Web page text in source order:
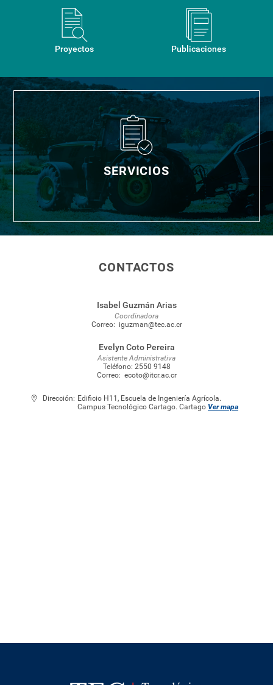
Proyectos Publicaciones
SERVICIOS
CONTACTOS
Isabel Guzmán Arias
Coordinadora
Correo: iguzman@tec.ac.cr
Evelyn Coto Pereira
Asistente Administrativa
Teléfono: 2550 9148
Correo: ecoto@itcr.ac.cr
Dirección: Edificio H11, Escuela de Ingeniería Agrícola.
Campus Tecnológico Cartago. Cartago Ver mapa